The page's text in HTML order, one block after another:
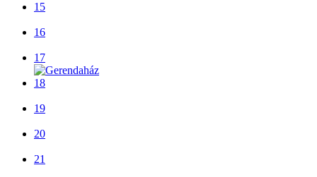
15
16
17
18
19
20
21